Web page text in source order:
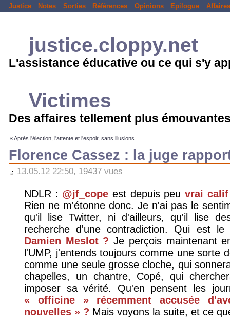
Justice Notes Sorties Références Opinions Epilogue Affaires
justice.cloppy.net
L'assistance éducative ou ce qui s'y
Victimes
Des affaires tellement plus
« Après l'élection, l'attente et l'espoir, sans illusions
Florence Cassez : la juge
13.05.12 22:50, 19437 vues
NDLR : @jf_cope est depuis peu vrai
Rien ne m'étonne donc. Je n'ai pas le
qu'il lise Twitter, ni d'ailleurs, qu'il lise
recherche d'une contradiction. Qui est
Damien Meslot ? Je perçois maintenant
l'UMP, j'entends toujours comme une sorte
comme une seule grosse cloche, qui
chapelles, un chantre, Copé, qui
imposer sa vérité. Qu'en pensent les
« officine » récemment accusée
nouvelles » ? Mais voyons la suite, et ce